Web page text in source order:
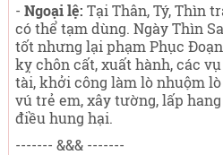
- Ngoại lệ: Tại Thân, Tý, Thìn
có thể tạm dùng. Ngày Thìn
tốt nhưng lại phạm Phục
kỵ chôn cất, xuất hành, các
tài, khởi công làm lò nhuộm
vú trẻ em, xây tường, lấp
điều hung hại.
------- &&& -------